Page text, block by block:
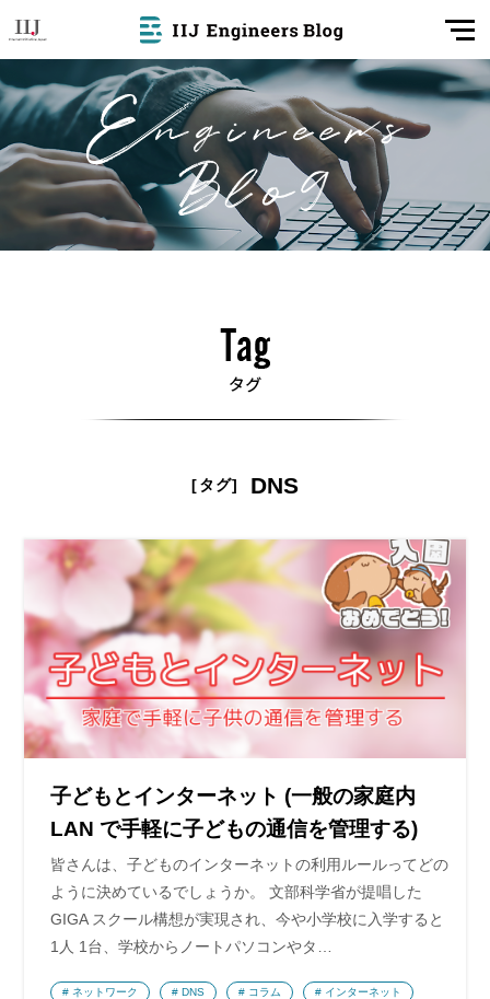
[タグ] DNS
子どもとインターネット (一般の家庭内
LAN で手軽に子どもの通信を管理する)
皆さんは、子どものインターネットの利用ルールってどの
ように決めているでしょうか。 文部科学省が提唱した
GIGA スクール構想が実現され、今や小学校に入学すると
1人 1台、学校からノートパソコンやタ…
ネットワーク DNS コラム インターネット